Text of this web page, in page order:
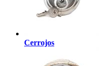
Cerrojos